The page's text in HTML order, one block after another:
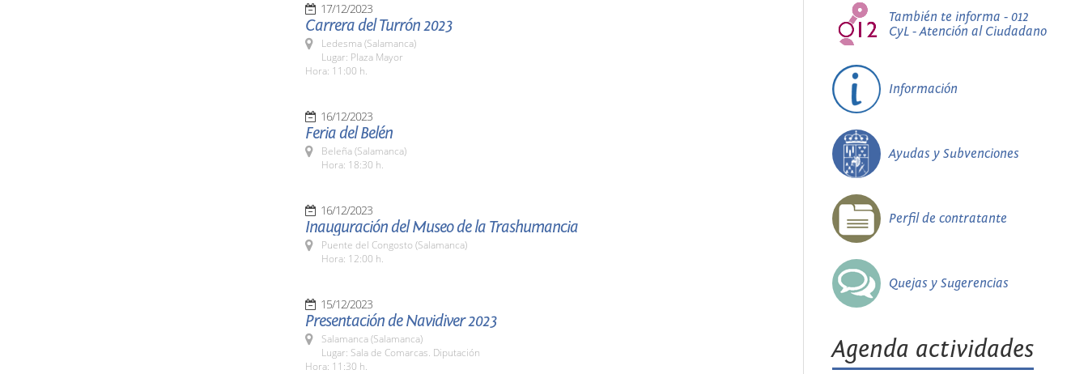
17/12/2023
Carrera del Turrón 2023
Ledesma (Salamanca)
Lugar: Plaza Mayor
Hora: 11:00 h.
16/12/2023
Feria del Belén
Beleña (Salamanca)
Hora: 18:30 h.
16/12/2023
Inauguración del Museo de la Trashumancia
Puente del Congosto (Salamanca)
Hora: 12:00 h.
15/12/2023
Presentación de Navidiver 2023
Salamanca (Salamanca)
Lugar: Sala de Comarcas. Diputación
Hora: 11:30 h.
También te informa - 012
CyL - Atención al Ciudadano
Información
Ayudas y Subvenciones
Perfil de contratante
Quejas y Sugerencias
Agenda actividades